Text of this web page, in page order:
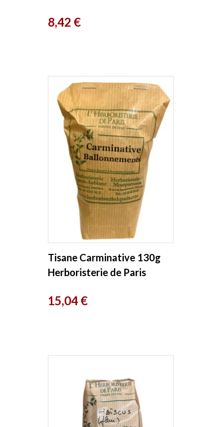
Prix
8,42 €
Tisane Carminative 130g
Herboristerie de Paris
Prix
15,04 €